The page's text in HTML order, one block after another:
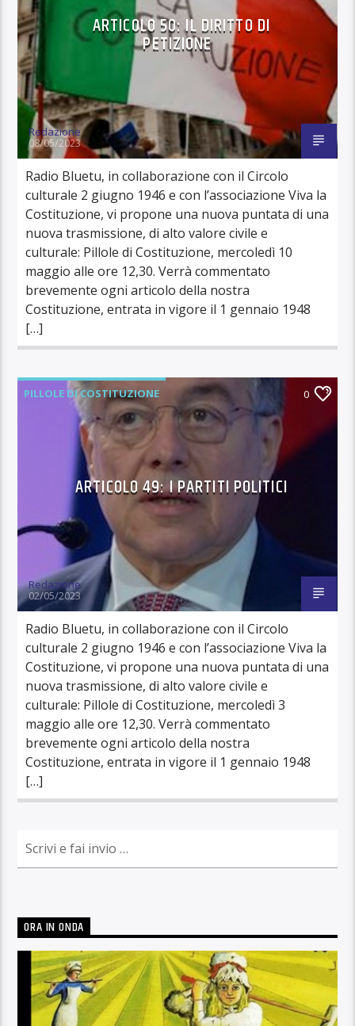
ARTICOLO 50: IL DIRITTO DI
PETIZIONE
Redazione
08/05/2023
Radio Bluetu, in collaborazione con il Circolo
culturale 2 giugno 1946 e con l’associazione Viva la
Costituzione, vi propone una nuova puntata di una
nuova trasmissione, di alto valore civile e
culturale: Pillole di Costituzione, mercoledì 10
maggio alle ore 12,30. Verrà commentato
brevemente ogni articolo della nostra
Costituzione, entrata in vigore il 1 gennaio 1948
[…]
PILLOLE DI COSTITUZIONE 0
ARTICOLO 49: I PARTITI POLITICI
Redazione
02/05/2023
Radio Bluetu, in collaborazione con il Circolo
culturale 2 giugno 1946 e con l’associazione Viva la
Costituzione, vi propone una nuova puntata di una
nuova trasmissione, di alto valore civile e
culturale: Pillole di Costituzione, mercoledì 3
maggio alle ore 12,30. Verrà commentato
brevemente ogni articolo della nostra
Costituzione, entrata in vigore il 1 gennaio 1948
[…]
ORA IN ONDA